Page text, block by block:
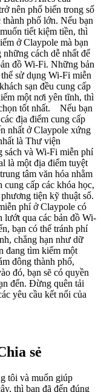
nên phổ biến trong số
phố lớn. Nếu bạn
tiết kiệm tiền, thì
ở Claypole mà bạn
cách dễ nhất để
đồ Wi-Fi. Những bản
sử dụng Wi-Fi miễn
sạn đều cung cấp
một nơi yên tĩnh, thì
tốt nhất. Nếu bạn
địa điểm cung cấp
nhất ở Claypole xứng
là Thư viện
sách và Wi-Fi miễn phí
là một địa điểm tuyệt
tâm văn hóa nhằm
cung cấp các khóa học,
tiện kỹ thuật số.
phí ở Claypole có
lướt qua các bản đồ Wi-
bạn có thể tránh phí
chẳng hạn như dữ
đang tìm kiếm một
đông thành phố,
đó, bạn sẽ có quyền
đến. Đừng quên tải
yêu cầu kết nối của
sẻ
tôi và muốn giúp
thì bạn đã đến đúng